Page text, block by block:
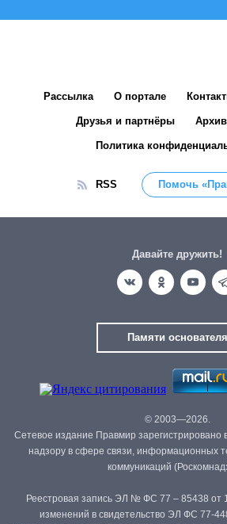
Рассылка О портале
Друзья и партнёры
Политика
RSS Помочь
Давайте дружить!
Памяти основателя
© 2003—2026.
Сетевое издание Правмир зарегистрировано
надзору в сфере связи, информационных
коммуникаций
Реестровая запись ЭЛ № ФС 77 – 85438 от
изменений в свидетельство ЭЛ ФС 77-